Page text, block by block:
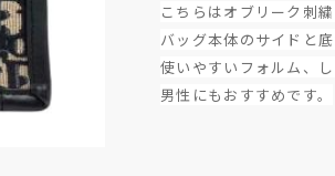
こちらはオブリーク刺
バッグ本体のサイドと
使いやすいフォルム、
男性にもおすすめです。